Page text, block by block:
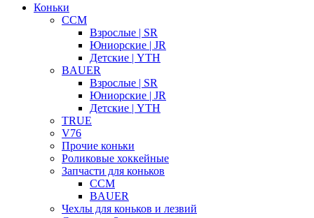
Коньки
CCM
Взрослые | SR
Юниорские | JR
Детские | YTH
BAUER
Взрослые | SR
Юниорские | JR
Детские | YTH
TRUE
V76
Прочие коньки
Роликовые хоккейные
Запчасти для коньков
CCM
BAUER
Чехлы для коньков и лезвий